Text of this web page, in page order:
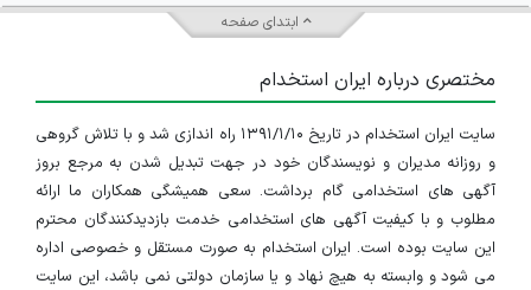
ابتدای صفحه
مختصری درباره ایران استخدام
سایت ایران استخدام در تاریخ ۱۳۹۱/۱/۱۰ راه اندازی شد و با تلاش گروهی
و روزانه مدیران و نویسندگان خود در جهت تبدیل شدن به مرجع بروز
آگهی های استخدامی گام برداشت. سعی همیشگی همکاران ما ارائه
مطلوب و با کیفیت آگهی های استخدامی خدمت بازدیدکنندگان محترم
این سایت بوده است. ایران استخدام به صورت مستقل و خصوصی اداره
می شود و وابسته به هیچ نهاد و یا سازمان دولتی نمی باشد، این سایت